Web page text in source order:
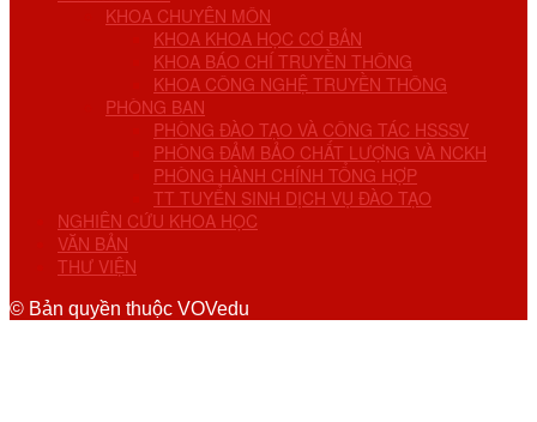
KHOA CHUYÊN MÔN
KHOA KHOA HỌC CƠ BẢN
KHOA BÁO CHÍ TRUYỀN THÔNG
KHOA CÔNG NGHỆ TRUYỀN THÔNG
PHÒNG BAN
PHÒNG ĐÀO TẠO VÀ CÔNG TÁC HSSSV
PHÒNG ĐẢM BẢO CHẤT LƯỢNG VÀ NCKH
PHÒNG HÀNH CHÍNH TỔNG HỢP
TT TUYỂN SINH DỊCH VỤ ĐÀO TẠO
NGHIÊN CỨU KHOA HỌC
VĂN BẢN
THƯ VIỆN
© Bản quyền thuộc VOVedu